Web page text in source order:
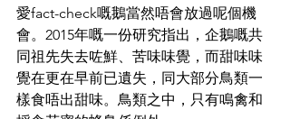
愛fact-check嘅鵝當然唔會放過呢個機
會。2015年嘅一份研究指出，企鵝嘅共
同祖先失去咗鮮、苦味味覺，而甜味味
覺在更在早前已遺失，同大部分鳥類一
樣食唔出甜味。鳥類之中，只有鳴禽和